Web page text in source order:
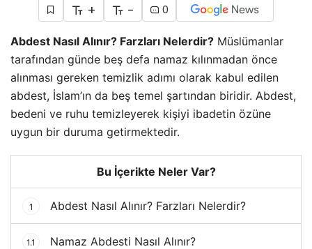
+ - 0
Abdest Nasıl Alınır? Farzları Nelerdir? Müslümanlar
tarafından günde beş defa namaz kılınmadan önce
alınması gereken temizlik adımı olarak kabul edilen
abdest, İslam’ın da beş temel şartından biridir. Abdest,
bedeni ve ruhu temizleyerek kişiyi ibadetin özüne
uygun bir duruma getirmektedir.
Bu İçerikte Neler Var?
1 Abdest Nasıl Alınır? Farzları Nelerdir?
1.1 Namaz Abdesti Nasıl Alınır?